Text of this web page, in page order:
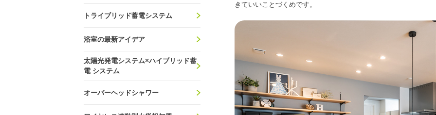
きていいことづくめです。
トライブリッド蓄電システム
浴室の最新アイデア
太陽光発電システム×ハイブリッド蓄
電 システム
オーバーヘッドシャワー